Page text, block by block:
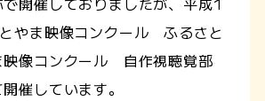
やま映像コンクール ふるさと
映像コンクール 自作視聴覚部
催しています。